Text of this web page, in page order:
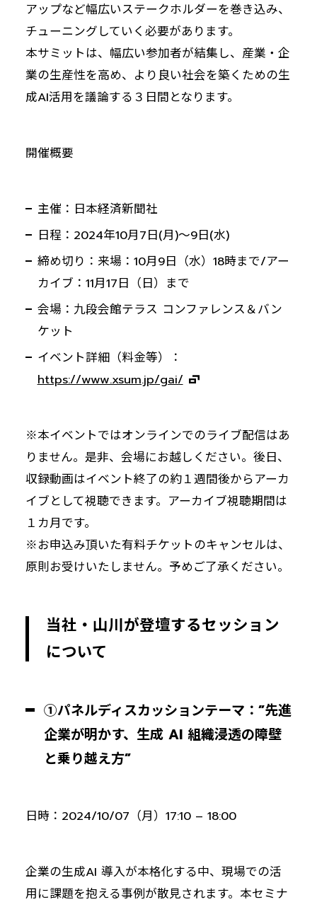
アップなど幅広いステークホルダーを巻き込み、
チューニングしていく必要があります。
本サミットは、幅広い参加者が結集し、産業・企
業の生産性を高め、より良い社会を築くための生
成AI活用を議論する３日間となります。
開催概要
主催：日本経済新聞社
日程：2024年10月7日(月)～9日(水)
締め切り：来場：10月9日（水）18時まで/アー
カイブ：11月17日（日）まで
会場：九段会館テラス コンファレンス＆バン
ケット
イベント詳細（料金等）：
https://www.xsum.jp/gai/
※本イベントではオンラインでのライブ配信はあ
りません。是非、会場にお越しください。後日、
収録動画はイベント終了の約１週間後からアーカ
イブとして視聴できます。アーカイブ視聴期間は
１カ月です。
※お申込み頂いた有料チケットのキャンセルは、
原則お受けいたしません。予めご了承ください。
当社・山川が登壇するセッション
について
①パネルディスカッションテーマ：”先進
企業が明かす、生成 AI 組織浸透の障壁
と乗り越え方”
日時：2024/10/07（月）17:10 – 18:00
企業の生成AI 導入が本格化する中、現場での活
用に課題を抱える事例が散見されます。本セミナ